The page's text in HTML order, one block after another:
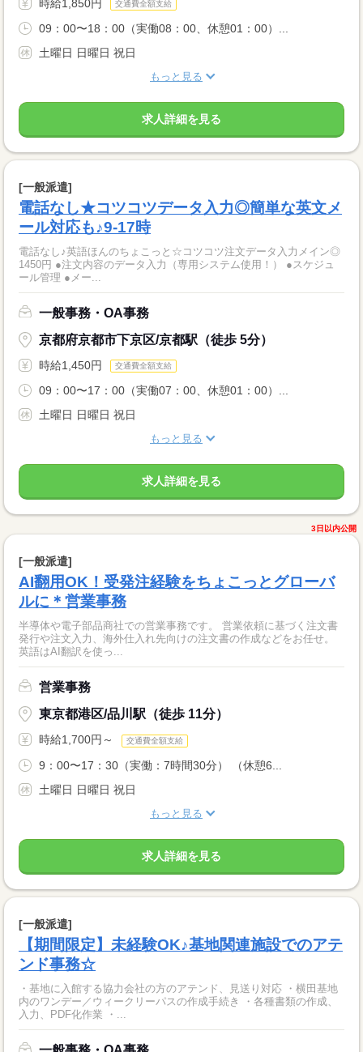
時給1,850円 交通費全額支給
09：00〜18：00（実働08：00、休憩01：00）...
土曜日 日曜日 祝日
もっと見る
求人詳細を見る
[一般派遣]
電話なし★コツコツデータ入力◎簡単な英文メ
ール対応も♪9-17時
電話なし♪英語ほんのちょこっと☆コツコツ注文データ入力メイン◎
1450円 ●注文内容のデータ入力（専用システム使用！） ●スケジュ
ール管理 ●メー...
一般事務・OA事務
京都府京都市下京区/京都駅（徒歩 5分）
時給1,450円 交通費全額支給
09：00〜17：00（実働07：00、休憩01：00）...
土曜日 日曜日 祝日
もっと見る
求人詳細を見る
3日以内公開
[一般派遣]
AI翻用OK！受発注経験をちょこっとグローバ
ルに＊営業事務
半導体や電子部品商社での営業事務です。 営業依頼に基づく注文書
発行や注文入力、海外仕入れ先向けの注文書の作成などをお任せ。
英語はAI翻訳を使っ...
営業事務
東京都港区/品川駅（徒歩 11分）
時給1,700円～ 交通費全額支給
9：00〜17：30（実働：7時間30分） （休憩6...
土曜日 日曜日 祝日
もっと見る
求人詳細を見る
[一般派遣]
【期間限定】未経験OK♪基地関連施設でのアテ
ンド事務☆
・基地に入館する協力会社の方のアテンド、見送り対応 ・横田基地
内のワンデー／ウィークリーパスの作成手続き ・各種書類の作成、
入力、PDF化作業 ・...